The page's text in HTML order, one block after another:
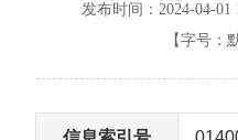
发布时间：2024-04-
【字号：